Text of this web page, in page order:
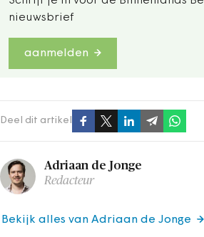
nieuwsbrief
aanmelden
Deel dit artikel
Adriaan de Jonge
Redacteur
Bekijk alles van Adriaan de Jonge